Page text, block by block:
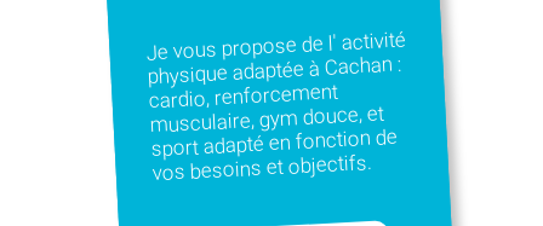
Je vous propose de l' activité
physique adaptée à Cachan :
cardio, renforcement
musculaire, gym douce, et
sport adapté en fonction de
vos besoins et objectifs.